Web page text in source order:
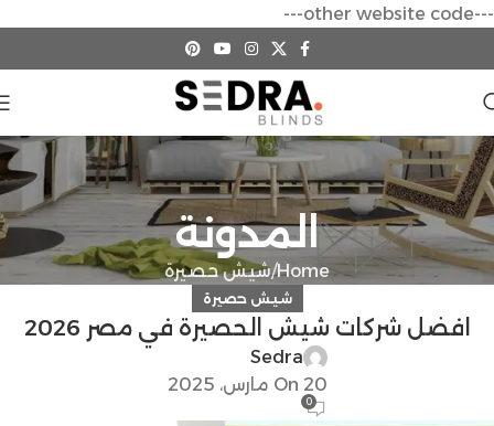
---other website code---
المدونة
Home شيش حصيرة
شيش حصيرة
افضل شركات شيش الحصيرة في مصر 2026
Sedra
On 20 مارس، 2025
0